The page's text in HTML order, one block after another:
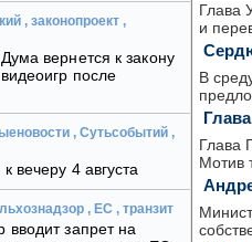
, законопроект ,
вернется к закону
после
, Сутьсобытий ,
вечеру 4 августа
, ЕС , транзит
вводит запрет на
Глава
и
В
Глава
Мотив